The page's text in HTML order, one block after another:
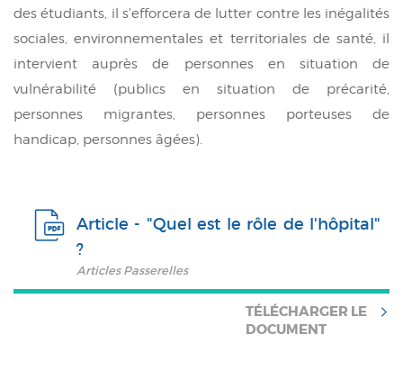
des étudiants, il s'efforcera de lutter contre les inégalités
sociales, environnementales et territoriales de santé, il
intervient auprès de personnes en situation de
vulnérabilité (publics en situation de précarité,
personnes migrantes, personnes porteuses de
handicap, personnes âgées).
Article - "Quel est le rôle de l'hôpital"
?
Articles Passerelles
TÉLÉCHARGER LE
DOCUMENT